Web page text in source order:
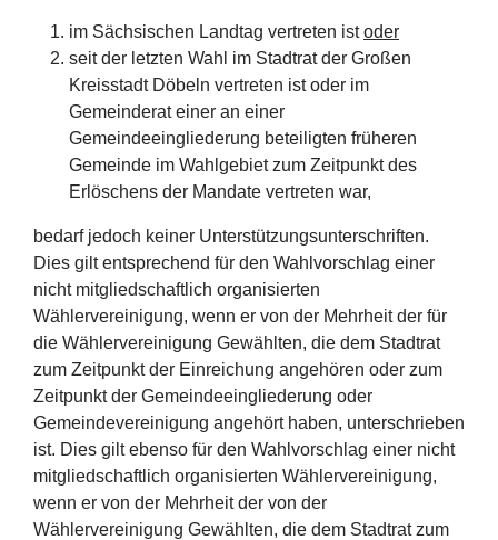
im Sächsischen Landtag vertreten istoder
seit der letzten Wahl im Stadtrat der Großen
Kreisstadt Döbeln vertreten ist oder im
Gemeinderat einer an einer
Gemeindeeingliederung beteiligten früheren
Gemeinde im Wahlgebiet zum Zeitpunkt des
Erlöschens der Mandate vertreten war,
bedarf jedoch keiner Unterstützungsunterschriften.
Dies gilt entsprechend für den Wahlvorschlag einer
nicht mitgliedschaftlich organisierten
Wählervereinigung, wenn er von der Mehrheit der für
die Wählervereinigung Gewählten, die dem Stadtrat
zum Zeitpunkt der Einreichung angehören oder zum
Zeitpunkt der Gemeindeeingliederung oder
Gemeindevereinigung angehört haben, unterschrieben
ist. Dies gilt ebenso für den Wahlvorschlag einer nicht
mitgliedschaftlich organisierten Wählervereinigung,
wenn er von der Mehrheit der von der
Wählervereinigung Gewählten, die dem Stadtrat zum